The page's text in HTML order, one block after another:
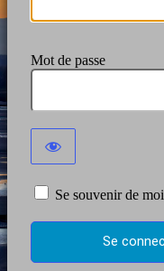
Mot de passe
Se souvenir de moi